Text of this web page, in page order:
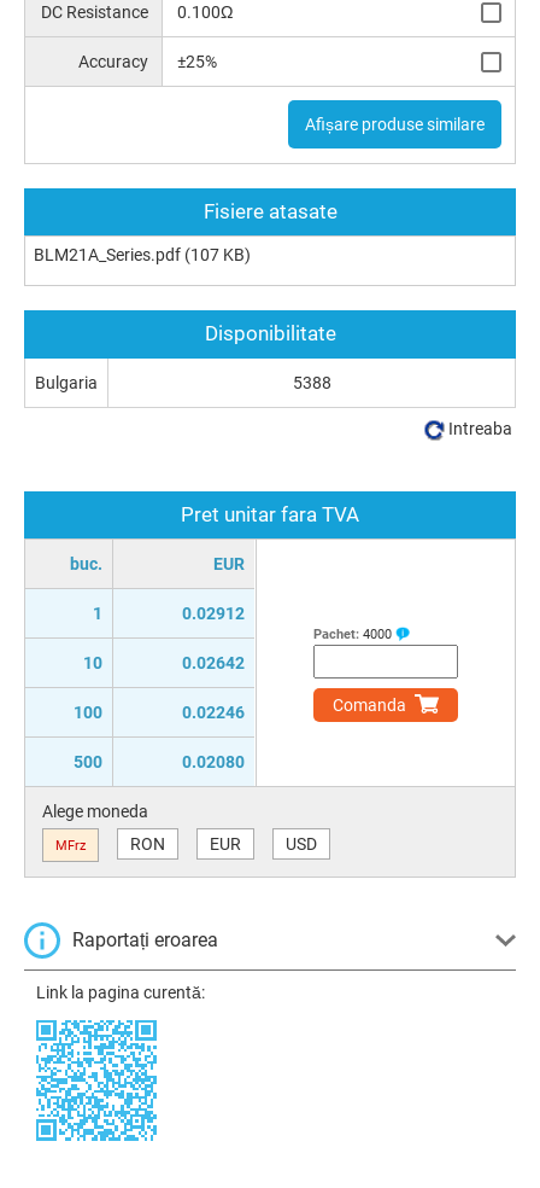
DC Resistance 0.100Ω
Accuracy ±25%
Afișare produse similare
Fisiere atasate
BLM21A_Series.pdf (107 KB)
Pret unitar fara TVA
buc. EUR
1 0.02912
10 0.02642
100 0.02246
500 0.02080
Pachet: 4000
Comanda
Alege moneda
MFrz RON EUR USD
Raportați eroarea
Link la pagina curentă:
Disponibilitate
Bulgaria 5388
Intreaba